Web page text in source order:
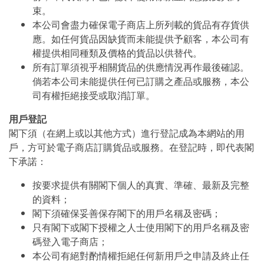
束。
本公司會盡力確保電子商店上所列載的貨品有存貨供
應。如任何貨品因缺貨而未能提供予顧客，本公司有
權提供相同種類及價格的貨品以供替代。
所有訂單須視乎相關貨品的供應情況再作最後確認。
倘若本公司未能提供任何已訂購之產品或服務，本公
司有權拒絕接受或取消訂單。
用戶登記
閣下須（在網上或以其他方式）進行登記成為本網站的用
戶，方可於電子商店訂購貨品或服務。在登記時，即代表閣
下承諾：
按要求提供有關閣下個人的真實、準確、最新及完整
的資料；
閣下須確保妥善保存閣下的用戶名稱及密碼；
只有閣下或閣下授權之人士使用閣下的用戶名稱及密
碼登入電子商店；
本公司有絕對酌情權拒絕任何新用戶之申請及終止任